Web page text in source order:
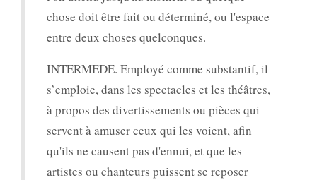
chose doit être fait ou déterminé, ou l'espace
entre deux choses quelconques.
INTERMEDE. Employé comme substantif, il
s’emploie, dans les spectacles et les théâtres,
à propos des divertissements ou pièces qui
servent à amuser ceux qui les voient, afin
qu'ils ne causent pas d'ennui, et que les
artistes ou chanteurs puissent se reposer